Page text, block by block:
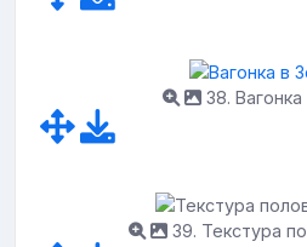
38.
39. Текстура